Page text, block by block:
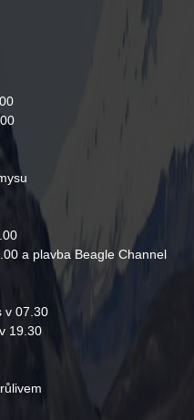
a plavba Beagle Channel
v 07.30
19.30